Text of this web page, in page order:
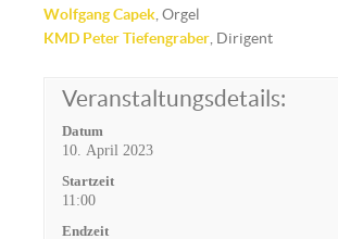
Wolfgang Capek , Orgel
KMD Peter Tiefengraber , Dirigent
Veranstaltungsdetails:
Datum
10. April 2023
Startzeit
11:00
Endzeit